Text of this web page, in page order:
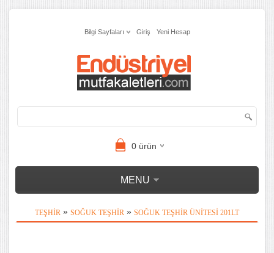
Bilgi Sayfaları Giriş Yeni Hesap
0ürün
MENU
TEŞHIR » SOĞUK TEŞHIR » SOĞUK TEŞHIR ÜNITESI 201LT